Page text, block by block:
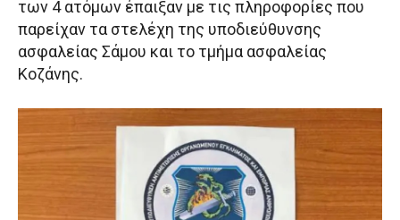
των 4 ατόμων έπαιξαν με τις πληροφορίες που
παρείχαν τα στελέχη της υποδιεύθυνσης
ασφαλείας Σάμου και το τμήμα ασφαλείας
Κοζάνης.